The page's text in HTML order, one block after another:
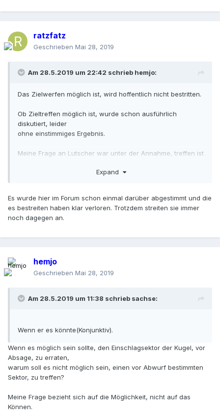
ratzfatz
Geschrieben Mai 28, 2019
Am 28.5.2019 um 22:42 schrieb hemjo:
Das Zielwerfen möglich ist, wird hoffentlich nicht bestritten.
Ob Zieltreffen möglich ist, wurde schon ausführlich
diskutiert, leider
ohne einstimmiges Ergebnis.
Meine Frage an Lutscher war unter der Annahme, treffen ist
Expand
Es wurde hier im Forum schon einmal darüber abgestimmt und die
es bestreiten haben klar verloren. Trotzdem streiten sie immer
noch dagegen an.
hemjo
Geschrieben Mai 28, 2019
Am 28.5.2019 um 11:38 schrieb sachse:
Wenn er es könnte(Konjunktiv).
Wenn es möglich sein sollte, den Einschlagsektor der Kugel, vor
Absage, zu erraten,
warum soll es nicht möglich sein, einen vor Abwurf bestimmten
Sektor, zu treffen?
Meine Frage bezieht sich auf die Möglichkeit, nicht auf das
Können.